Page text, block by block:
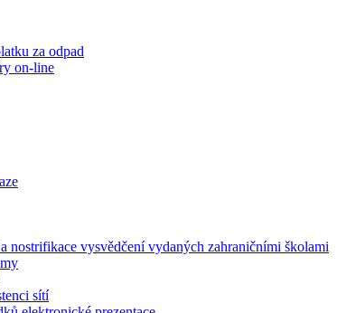
za odpad
on-line
nostrifikace vysvědčení vydaných zahraničními školami
sítí